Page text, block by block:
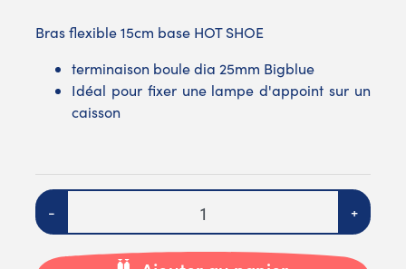
Bras flexible 15cm base HOT SHOE
terminaison boule dia 25mm Bigblue
Idéal pour fixer une lampe d'appoint sur un
caisson
Quantité
- +